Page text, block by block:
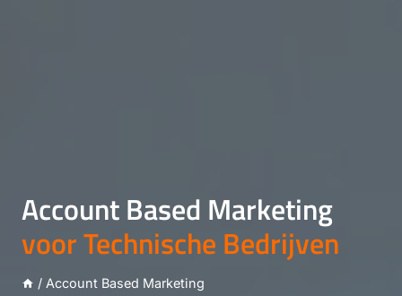
Account Based Marketing
voor Technische Bedrijven
/ Account Based Marketing